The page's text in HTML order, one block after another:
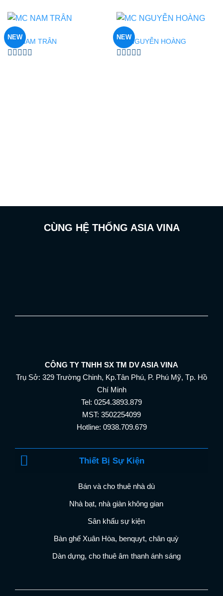
NEW
MC NAM TRÂN
NEW
MC NGUYỄN HOÀNG
CÙNG HỆ THỐNG ASIA VINA
CÔNG TY TNHH SX TM DV ASIA VINA
Trụ Sở: 329 Trường Chinh, Kp.Tân Phú, P. Phú Mỹ, Tp. Hồ
Chí Minh
Tel: 0254.3893.879
MST: 3502254099
Hotline: 0938.709.679
Thiết Bị Sự Kiện
Bán và cho thuê nhà dù
Nhà bạt, nhà giàn không gian
Sân khấu sự kiện
Bàn ghế Xuân Hòa, benquyt, chân quỳ
Dàn dựng, cho thuê âm thanh ánh sáng